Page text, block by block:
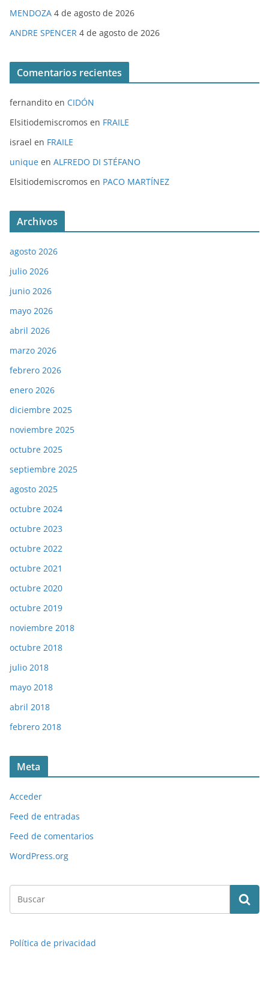
MENDOZA 4 de agosto de 2026
ANDRE SPENCER 4 de agosto de 2026
Comentarios recientes
fernandito en CIDÓN
Elsitiodemiscromos en FRAILE
israel en FRAILE
unique en ALFREDO DI STÉFANO
Elsitiodemiscromos en PACO MARTÍNEZ
Archivos
agosto 2026
julio 2026
junio 2026
mayo 2026
abril 2026
marzo 2026
febrero 2026
enero 2026
diciembre 2025
noviembre 2025
octubre 2025
septiembre 2025
agosto 2025
octubre 2024
octubre 2023
octubre 2022
octubre 2021
octubre 2020
octubre 2019
noviembre 2018
octubre 2018
julio 2018
mayo 2018
abril 2018
febrero 2018
Meta
Acceder
Feed de entradas
Feed de comentarios
WordPress.org
Política de privacidad